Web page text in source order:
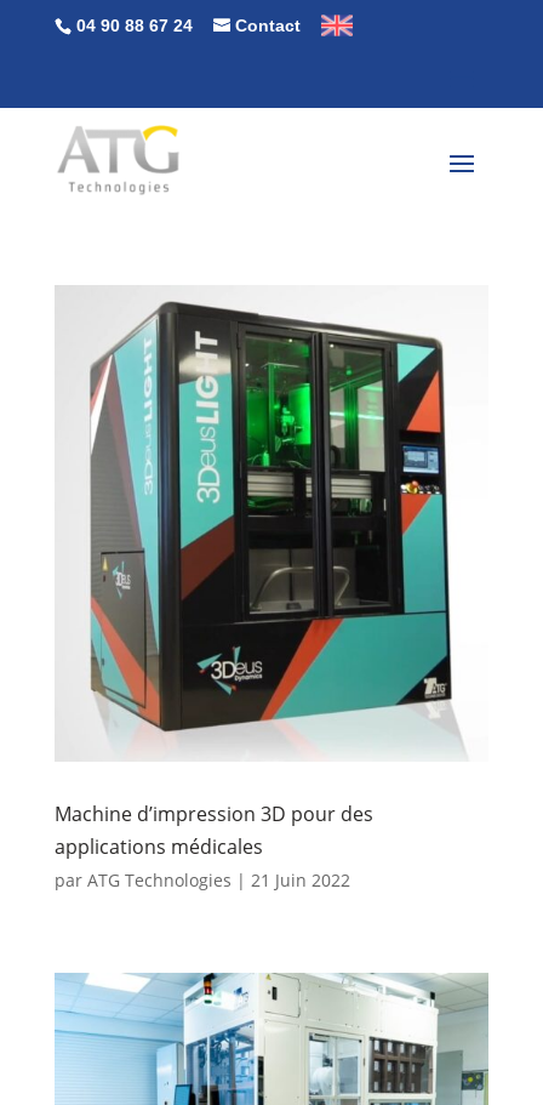
04 90 88 67 24 Contact
Machine d’impression 3D pour des
applications médicales
par ATG Technologies | 21 Juin 2022